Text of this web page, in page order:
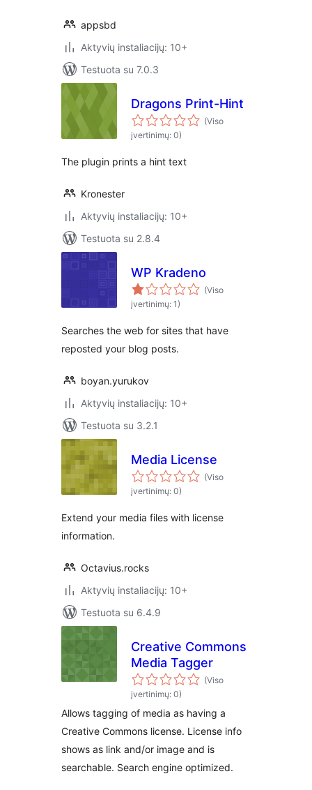
appsbd
Aktyvių instaliacijų: 10+
Testuota su 7.0.3
Dragons Print-Hint
(Viso
įvertinimų: 0)
The plugin prints a hint text
Kronester
Aktyvių instaliacijų: 10+
Testuota su 2.8.4
WP Kradeno
(Viso
įvertinimų: 1)
Searches the web for sites that have
reposted your blog posts.
boyan.yurukov
Aktyvių instaliacijų: 10+
Testuota su 3.2.1
Media License
(Viso
įvertinimų: 0)
Extend your media files with license
information.
Octavius.rocks
Aktyvių instaliacijų: 10+
Testuota su 6.4.9
Creative Commons
Media Tagger
(Viso
įvertinimų: 0)
Allows tagging of media as having a
Creative Commons license. License info
shows as link and/or image and is
searchable. Search engine optimized.